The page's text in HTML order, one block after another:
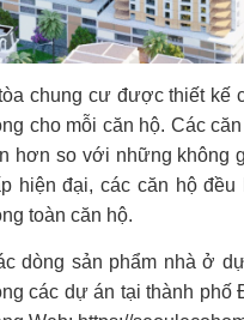
chung cư được thiết kế
cho mỗi căn hộ. Các
hơn so với những không
hiện đại, các căn hộ
toàn căn hộ.
dòng sản phẩm nhà ở
các dự án tại thành phố